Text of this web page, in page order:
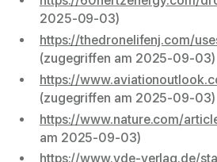
2025-09-03)
https://thedronelifenj.com/
(zugegriffen am 2025-09-03)
https://
(zugegriffen am 2025-09-03)
https://www.nature.com/
am 2025-09-03)
https://www.vde-verlag.de/